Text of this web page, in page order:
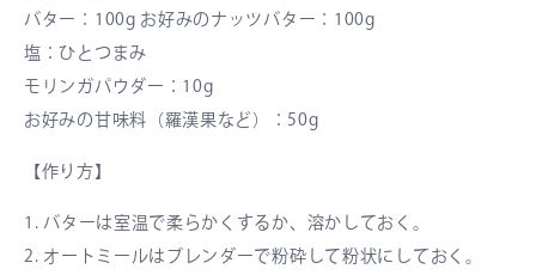
バター：100g お好みのナッツバター：100g
塩：ひとつまみ
モリンガパウダー：10g
お好みの甘味料（羅漢果など）：50g
【作り方】
1. バターは室温で柔らかくするか、溶かしておく。
2. オートミールはブレンダーで粉砕して粉状にしておく。